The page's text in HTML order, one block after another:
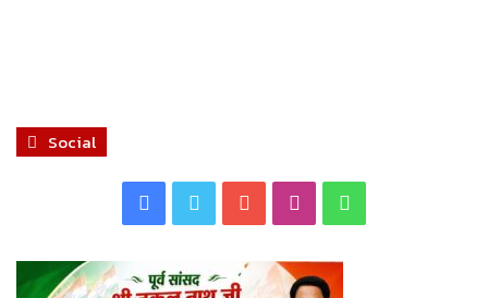
Social
Facebook
Twitter YouTubeInstagram